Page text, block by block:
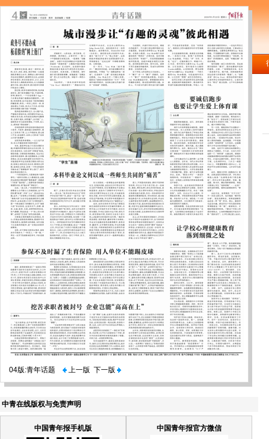
04版:青年话题 上一版 下一版
中青在线版权与免责声明
中国青年报手机版 中国青年报官方微信